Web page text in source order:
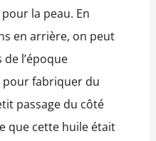
la peau. En
en arrière, on peut
l’époque
pour fabriquer du
passage du côté
que cette huile était